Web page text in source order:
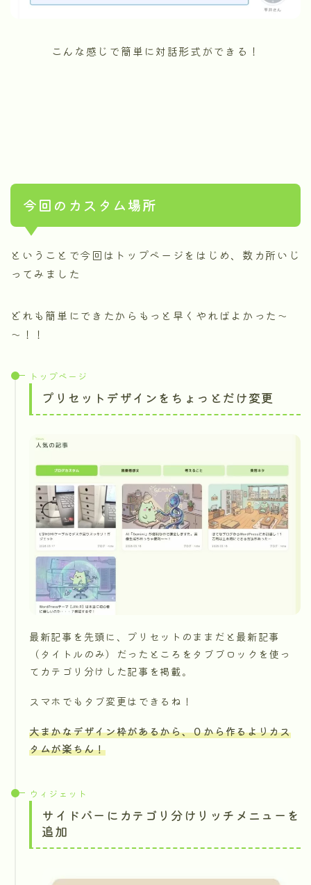
こんな感じで簡単に対話形式ができる！
今回のカスタム場所
ということで今回はトップページをはじめ、数カ所いじ
ってみました
どれも簡単にできたからもっと早くやればよかった～
～！！
トップページ
プリセットデザインをちょっとだけ変更
最新記事を先頭に、プリセットのままだと最新記事
（タイトルのみ）だったところをタブブロックを使っ
てカテゴリ分けした記事を掲載。
スマホでもタブ変更はできるね！
大まかなデザイン枠があるから、０から作るよりカス
タムが楽ちん！
ウィジェット
サイドバーにカテゴリ分けリッチメニューを
追加